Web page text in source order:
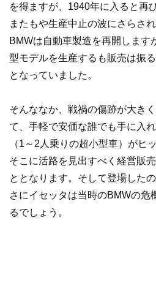
を得ますが、1940年に入ると再
またもや生産中止の波にさらさ
BMWは自動車製造を再開します
型モデルを生産するも販売は振
となっていました。
そんななか、戦禍の傷跡が大き
て、手軽で安価な誰でも手に入
（1～2人乗りの超小型車）がヒ
そこに活路を見出すべく経営販
ととなります。そして登場した
さにイセッタは当時のBMWの危
るでしょう。